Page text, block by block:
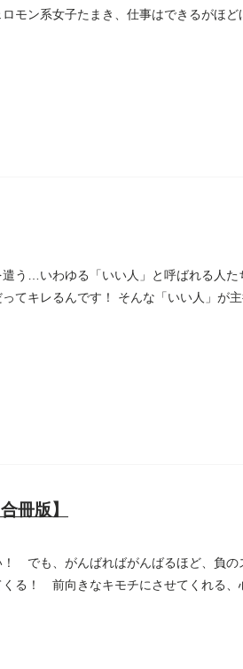
モン系女子たまき、仕事はできるがほ
う…いわゆる「いい人」と呼ばれる人
主役のドタバタコメディ。＜涙のバスガール編＞
冊版】
でも、がんばればがんばるほど、負の
る！ 前向きなキモチにさせてくれる、